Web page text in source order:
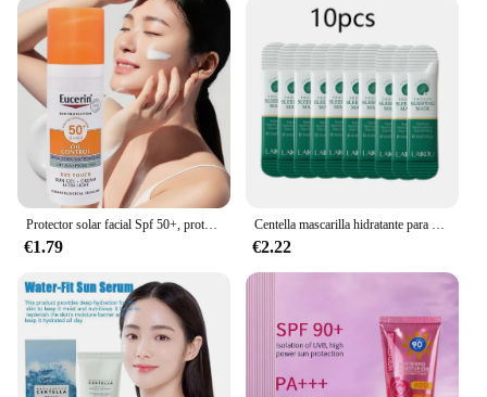
Protector solar facial Spf 50+, protector solar refrescante con control de aceite, isola eficazmente los rayos ultravioleta, protege el bloqueador solar, cara y cuerpo
€1.79
Centella mascarilla hidratante para dormir, reparación nutritiva profunda después de la exposición al sol, cuidado de la piel Facial, 20 Uds./10 Uds.
€2.22